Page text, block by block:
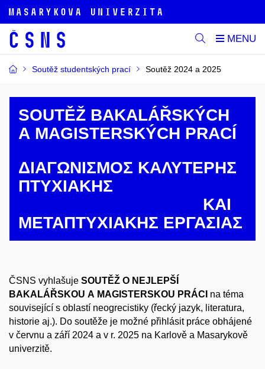
Soutěž studentských prací Soutěž 2024 a 2025
SOUTĚŽ BAKALÁŘSKÝCH
A MAGISTERSKÝCH PRACÍ
ΔΙΑΓΩΝΙΣΜΟΣ ΚΑΛΥΤΕΡΗΣ
ΠΤΥΧΙΑΚΗΣ
ΚΑΙ
ΜΕΤΑΠΤΥΧΙΑΚΗΣ ΕΡΓΑΣΙΑΣ
ČSNS vyhlašuje SOUTĚŽ O NEJLEPŠÍ
BAKALÁŘSKOU Α MAGISTERSKOU PRÁCI na téma
související s oblastí neogrecistiky (řecký jazyk, literatura,
historie aj.). Do soutěže je možné přihlásit práce obhájené
v červnu a září 2024 a v r. 2025 na Karlově a Masarykově
univerzitě.